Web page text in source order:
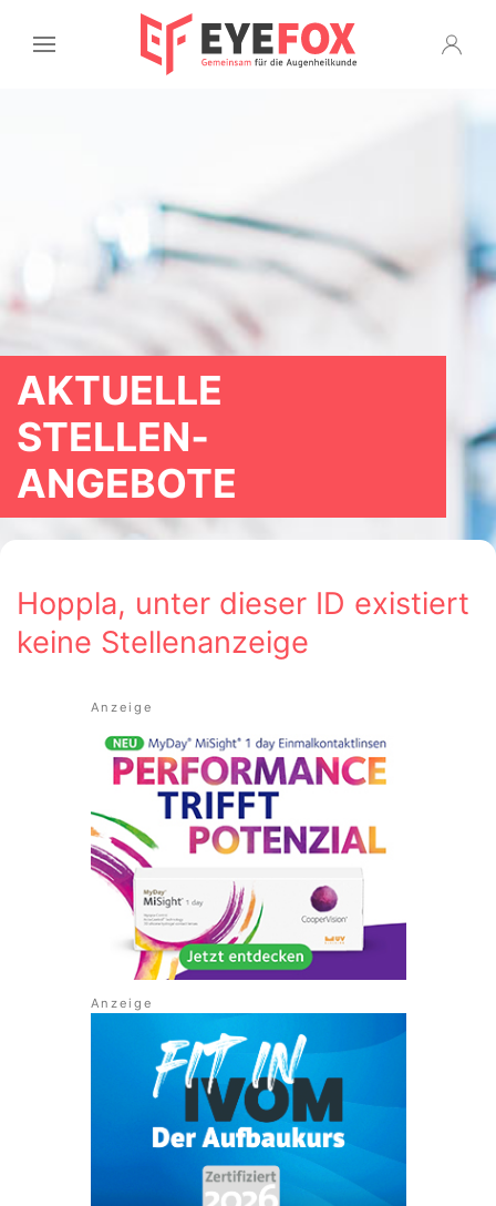
AKTUELLE
STELLEN­
ANGEBOTE
Hoppla, unter dieser ID existiert
keine Stellenanzeige